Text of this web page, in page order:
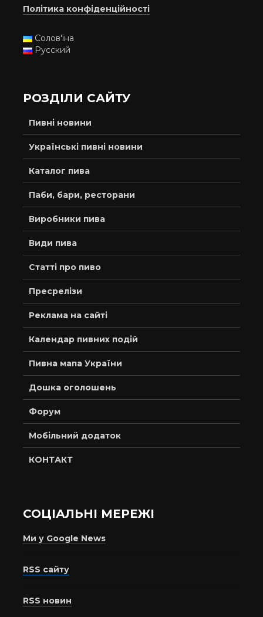
Політика конфіденційності
Солов'їна
Русский
РОЗДІЛИ САЙТУ
Пивні новини
Українські пивні новини
Каталог пива
Паби, бари, ресторани
Виробники пива
Види пива
Статті про пиво
Пресрелізи
Реклама на сайті
Календар пивних подій
Пивна мапа України
Дошка оголошень
Форум
Мобільний додаток
КОНТАКТ
СОЦІАЛЬНІ МЕРЕЖІ
Ми у Google News
RSS сайту
RSS новин